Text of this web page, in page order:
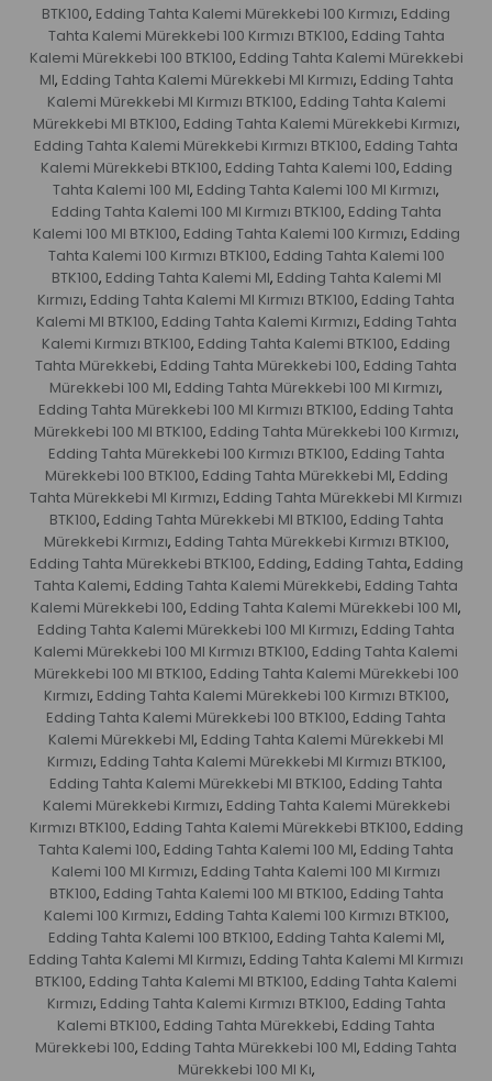
BTK100, Edding Tahta Kalemi Mürekkebi 100 Kırmızı, Edding
Tahta Kalemi Mürekkebi 100 Kırmızı BTK100, Edding Tahta
Kalemi Mürekkebi 100 BTK100, Edding Tahta Kalemi Mürekkebi
Ml, Edding Tahta Kalemi Mürekkebi Ml Kırmızı, Edding Tahta
Kalemi Mürekkebi Ml Kırmızı BTK100, Edding Tahta Kalemi
Mürekkebi Ml BTK100, Edding Tahta Kalemi Mürekkebi Kırmızı,
Edding Tahta Kalemi Mürekkebi Kırmızı BTK100, Edding Tahta
Kalemi Mürekkebi BTK100, Edding Tahta Kalemi 100, Edding
Tahta Kalemi 100 Ml, Edding Tahta Kalemi 100 Ml Kırmızı,
Edding Tahta Kalemi 100 Ml Kırmızı BTK100, Edding Tahta
Kalemi 100 Ml BTK100, Edding Tahta Kalemi 100 Kırmızı, Edding
Tahta Kalemi 100 Kırmızı BTK100, Edding Tahta Kalemi 100
BTK100, Edding Tahta Kalemi Ml, Edding Tahta Kalemi Ml
Kırmızı, Edding Tahta Kalemi Ml Kırmızı BTK100, Edding Tahta
Kalemi Ml BTK100, Edding Tahta Kalemi Kırmızı, Edding Tahta
Kalemi Kırmızı BTK100, Edding Tahta Kalemi BTK100, Edding
Tahta Mürekkebi, Edding Tahta Mürekkebi 100, Edding Tahta
Mürekkebi 100 Ml, Edding Tahta Mürekkebi 100 Ml Kırmızı,
Edding Tahta Mürekkebi 100 Ml Kırmızı BTK100, Edding Tahta
Mürekkebi 100 Ml BTK100, Edding Tahta Mürekkebi 100 Kırmızı,
Edding Tahta Mürekkebi 100 Kırmızı BTK100, Edding Tahta
Mürekkebi 100 BTK100, Edding Tahta Mürekkebi Ml, Edding
Tahta Mürekkebi Ml Kırmızı, Edding Tahta Mürekkebi Ml Kırmızı
BTK100, Edding Tahta Mürekkebi Ml BTK100, Edding Tahta
Mürekkebi Kırmızı, Edding Tahta Mürekkebi Kırmızı BTK100,
Edding Tahta Mürekkebi BTK100, Edding, Edding Tahta, Edding
Tahta Kalemi, Edding Tahta Kalemi Mürekkebi, Edding Tahta
Kalemi Mürekkebi 100, Edding Tahta Kalemi Mürekkebi 100 Ml,
Edding Tahta Kalemi Mürekkebi 100 Ml Kırmızı, Edding Tahta
Kalemi Mürekkebi 100 Ml Kırmızı BTK100, Edding Tahta Kalemi
Mürekkebi 100 Ml BTK100, Edding Tahta Kalemi Mürekkebi 100
Kırmızı, Edding Tahta Kalemi Mürekkebi 100 Kırmızı BTK100,
Edding Tahta Kalemi Mürekkebi 100 BTK100, Edding Tahta
Kalemi Mürekkebi Ml, Edding Tahta Kalemi Mürekkebi Ml
Kırmızı, Edding Tahta Kalemi Mürekkebi Ml Kırmızı BTK100,
Edding Tahta Kalemi Mürekkebi Ml BTK100, Edding Tahta
Kalemi Mürekkebi Kırmızı, Edding Tahta Kalemi Mürekkebi
Kırmızı BTK100, Edding Tahta Kalemi Mürekkebi BTK100, Edding
Tahta Kalemi 100, Edding Tahta Kalemi 100 Ml, Edding Tahta
Kalemi 100 Ml Kırmızı, Edding Tahta Kalemi 100 Ml Kırmızı
BTK100, Edding Tahta Kalemi 100 Ml BTK100, Edding Tahta
Kalemi 100 Kırmızı, Edding Tahta Kalemi 100 Kırmızı BTK100,
Edding Tahta Kalemi 100 BTK100, Edding Tahta Kalemi Ml,
Edding Tahta Kalemi Ml Kırmızı, Edding Tahta Kalemi Ml Kırmızı
BTK100, Edding Tahta Kalemi Ml BTK100, Edding Tahta Kalemi
Kırmızı, Edding Tahta Kalemi Kırmızı BTK100, Edding Tahta
Kalemi BTK100, Edding Tahta Mürekkebi, Edding Tahta
Mürekkebi 100, Edding Tahta Mürekkebi 100 Ml, Edding Tahta
Mürekkebi 100 Ml Kı,